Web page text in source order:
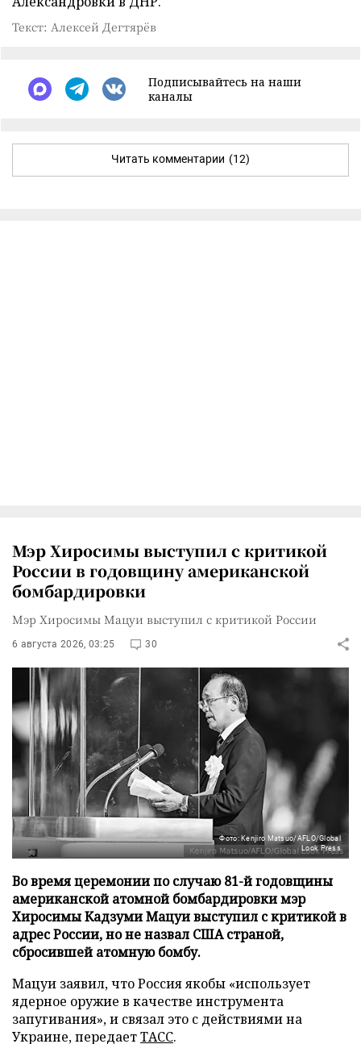
Текст: Алексей Дегтярёв
Подписывайтесь на наши
каналы
Читать комментарии (12)
Мэр Хиросимы выступил с критикой
России в годовщину американской
бомбардировки
Мэр Хиросимы Мацуи выступил с критикой России
6 августа 2026, 03:25 30
Фото: Kenjiro Matsuo/AFLO/Global
Look Press
Во время церемонии по случаю 81-й годовщины
американской атомной бомбардировки мэр
Хиросимы Кадзуми Мацуи выступил с критикой в
адрес России, но не назвал США страной,
сбросившей атомную бомбу.
Мацуи заявил, что Россия якобы «использует
ядерное оружие в качестве инструмента
запугивания», и связал это с действиями на
Украине, передаетТАСС.